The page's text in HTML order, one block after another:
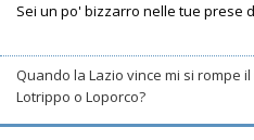
Sei un po' bizzarro nelle tue prese
Quando la Lazio vince mi si rompe
Lotrippo o Loporco?